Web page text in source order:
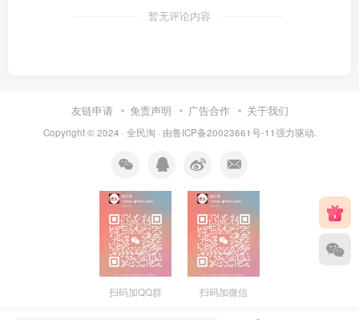
暂无评论内容
友链申请 免责声明 广告合作 关于我们
Copyright © 2024 · 全民淘 · 由鲁ICP备20023661号-11强力驱动.
扫码加QQ群 扫码加微信